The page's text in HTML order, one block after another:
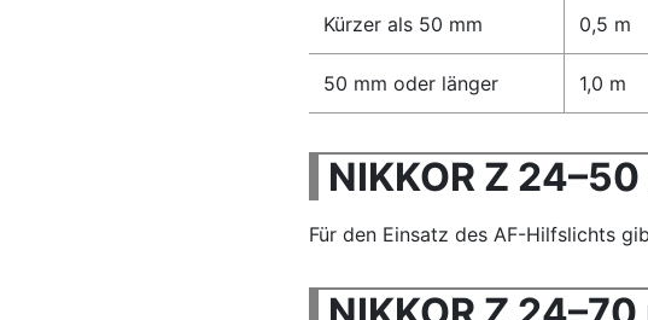
Kürzer als 50 mm 0,5 m
50 mm oder länger 1,0 m
NIKKOR Z
Für den Einsatz des AF-Hilfslichts